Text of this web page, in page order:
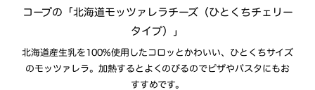
コープの「北海道モッツァレラチーズ（ひとくちチェリー
タイプ）」
北海道産生乳を100%使用したコロッとかわいい、ひとくちサイズ
のモッツァレラ。加熱するとよくのびるのでピザやパスタにもお
すすめです。